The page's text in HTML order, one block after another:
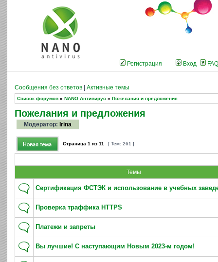
Регистрация Вход FAQ
Сообщения без ответов Активные темы
Список форумов » NANO Антивирус » Пожелания и предложения
Пожелания и предложения
Модератор: Irina
Страница 1 из 11 [ Тем: 261 ]
Темы
Сертификация ФСТЭК и использование в учебных
Проверка траффика HTTPS
Платежи и запреты
Вы лучшие! С наступающим Новым 2023-м годом!